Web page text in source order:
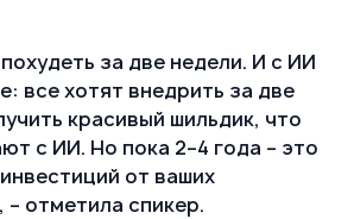
за две недели. И с ИИ
все хотят внедрить за две
красивый шильдик, что
с ИИ. Но пока 2–4 года – это
от ваших
отметила спикер.